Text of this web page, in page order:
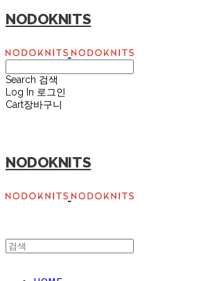
NODOKNITS
Search 검색
Log In 로그인
Cart장바구니
NODOKNITS